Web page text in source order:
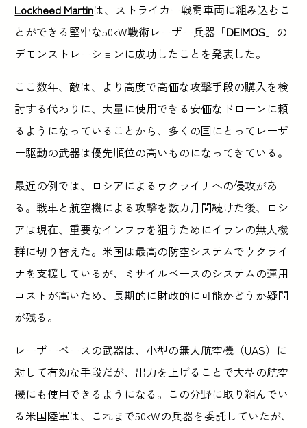
Lockheed Martinは、ストライカー戦闘車両に組み込むこ
とができる堅牢な50kW戦術レーザー兵器「DEIMOS 」の
デモンストレーションに成功したことを発表した。
ここ数年、敵は、より高度で高価な攻撃手段の購入を検
討する代わりに、大量に使用できる安価なドローンに頼
るようになっていることから、多くの国にとってレーザ
ー駆動の武器は優先順位の高いものになってきている。
最近の例では、ロシアによるウクライナへの侵攻があ
る。戦車と航空機による攻撃を数カ月間続けた後、ロシ
アは現在、重要なインフラを狙うためにイランの無人機
群に切り替えた。米国は最高の防空システムでウクライ
ナを支援しているが、ミサイルベースのシステムの運用
コストが高いため、長期的に財政的に可能かどうか疑問
が残る。
レーザーベースの武器は、小型の無人航空機（UAS）に
対して有効な手段だが、出力を上げることで大型の航空
機にも使用できるようになる。この分野に取り組んでい
る米国陸軍は、これまで50kWの兵器を委託していたが、